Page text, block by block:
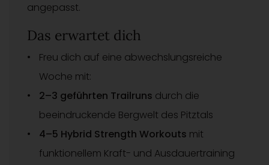
angepasst.
Das erwartet dich
Freu dich auf eine abwechslungsreiche
Woche mit:
2–3 geführten Trailruns durch die
beeindruckende Bergwelt des Pitztals
4–5 Hybrid Strength Workouts mit
funktionellem Kraft- und Ausdauertraining